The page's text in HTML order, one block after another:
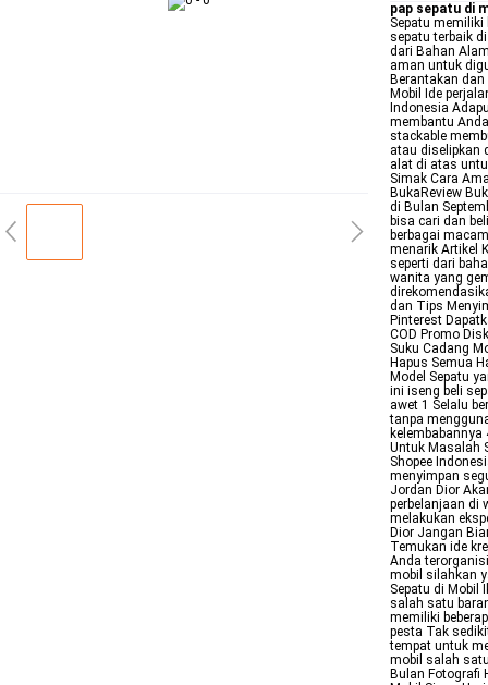
pap sepatu di
Sepatu
sepatu terbaik
dari Bahan
aman untuk
Berantakan
Mobil Ide
Indonesia
membantu
stackable
atau diselipkan
alat di atas
Simak Cara
BukaReview
di Bulan
bisa cari dan
berbagai
menarik Artikel
seperti dari
wanita yang
dan Tips
Pinterest
COD Promo
Suku Cadang
Hapus Semua
Model Sepatu
ini iseng beli
awet 1 Selalu
tanpa
Untuk Masalah
Shopee
menyimpan
Jordan Dior
perbelanjaan di
melakukan
Dior Jangan
Temukan ide
Anda
mobil silahkan
Sepatu di Mobil
salah satu
memiliki
pesta Tak
tempat untuk
mobil salah
Bulan Fotografi